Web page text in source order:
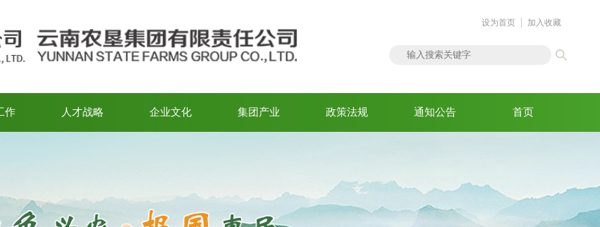
设为首页 加入收藏
作 人才战略 企业文化 集团产业 政策法规 通知公告 首页